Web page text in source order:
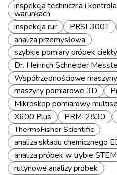
inspekcja techniczna i
warunkach
inspekcja rur
PRSL300T
analiza przemysłowa
szybkie pomiary próbek
Dr. Heinrich Schneider
Współrzędnościowe
maszyny pomiarowe 3D
Mikroskop pomiarowy
X600 Plus
PRM-2830
ThermoFisher Scientific
analiza składu chemicznego
analiza próbek w trybie STEM
rutynowe analizy próbek